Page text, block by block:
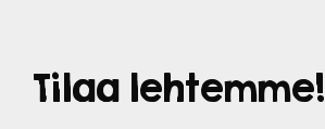
Tilaa lehtemme!